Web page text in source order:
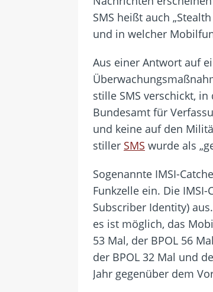
SMS heißt auch
und in welcher
Aus einer Antwort auf
stille SMS verschickt,
Bundesamt für
und keine auf den
stiller SMS wurde als
Sogenannte IMSI-
Funkzelle ein. Die
Subscriber Identity)
es ist möglich, das
53 Mal, der BPOL 56
der BPOL 32 Mal und
Jahr gegenüber dem